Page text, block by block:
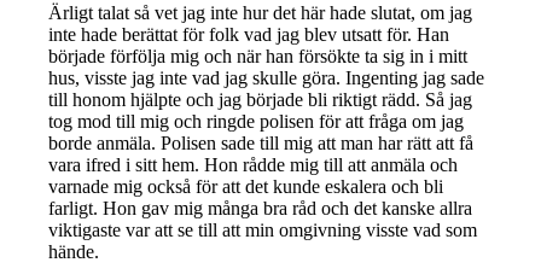
Ärligt talat så vet jag inte hur det här hade slutat, om jag
inte hade berättat för folk vad jag blev utsatt för. Han
började förfölja mig och när han försökte ta sig in i mitt
hus, visste jag inte vad jag skulle göra. Ingenting jag sade
till honom hjälpte och jag började bli riktigt rädd. Så jag
tog mod till mig och ringde polisen för att fråga om jag
borde anmäla. Polisen sade till mig att man har rätt att få
vara ifred i sitt hem. Hon rådde mig till att anmäla och
varnade mig också för att det kunde eskalera och bli
farligt. Hon gav mig många bra råd och det kanske allra
viktigaste var att se till att min omgivning visste vad som
hände.